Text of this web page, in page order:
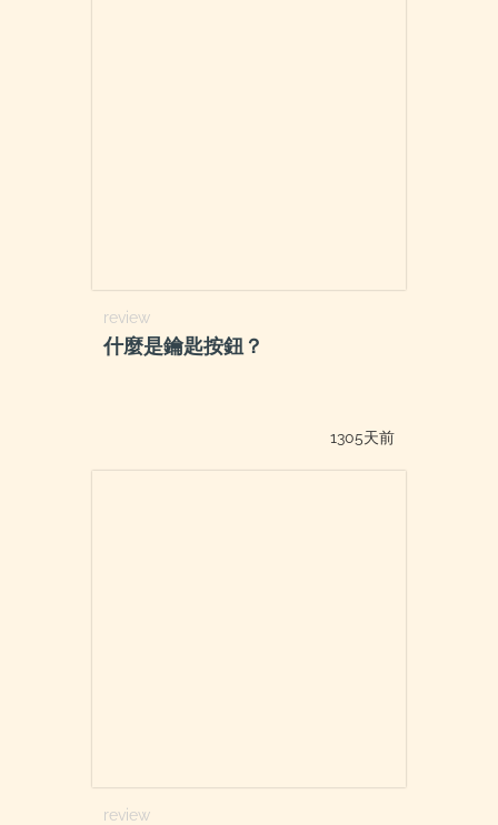
review
什麼是鑰匙按鈕？
1305天前
review